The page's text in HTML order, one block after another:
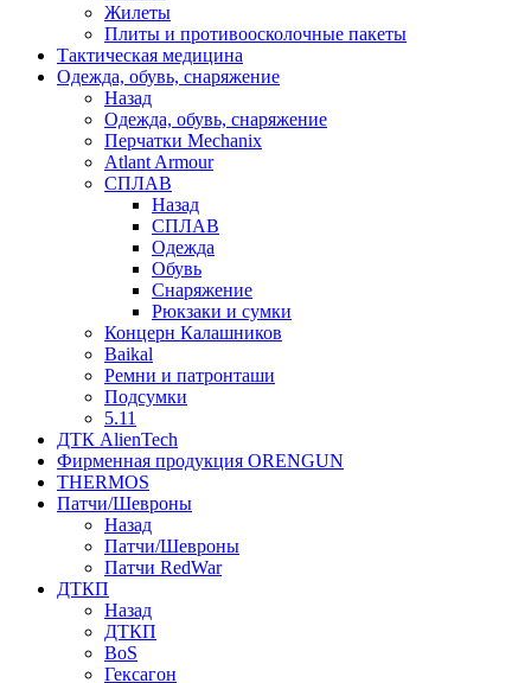
Жилеты
Плиты и противоосколочные пакеты
Тактическая медицина
Одежда, обувь, снаряжение
Назад
Одежда, обувь, снаряжение
Перчатки Mechanix
Atlant Armour
СПЛАВ
Назад
СПЛАВ
Одежда
Обувь
Снаряжение
Рюкзаки и сумки
Концерн Калашников
Baikal
Ремни и патронташи
Подсумки
5.11
ДТК AlienTech
Фирменная продукция ORENGUN
THERMOS
Патчи/Шевроны
Назад
Патчи/Шевроны
Патчи RedWar
ДТКП
Назад
ДТКП
BoS
Гексагон